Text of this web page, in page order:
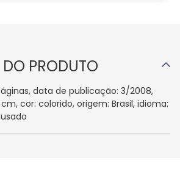
PRODUTO
data de publicação: 3/2008,
cor: colorido, origem: Brasil, idioma: